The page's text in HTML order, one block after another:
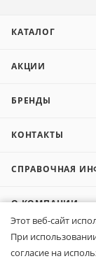
КАТАЛОГ
АКЦИИ
БРЕНДЫ
КОНТАКТЫ
СПРАВОЧНАЯ
О КОМПАНИИ
КОМПАНИЯМ
Этот веб-сайт
При
согласие на